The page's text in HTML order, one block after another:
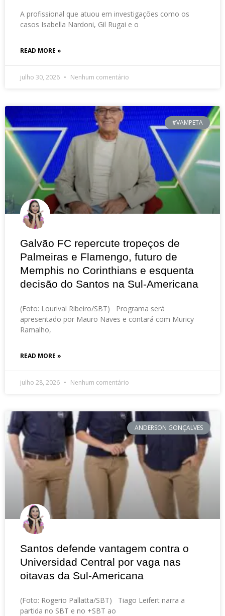
A profissional que atuou em investigações como os
casos Isabella Nardoni, Gil Rugai e o
READ MORE »
julho 30, 2026 Nenhum comentário
#VAMPETA
Galvão FC repercute tropeços de
Palmeiras e Flamengo, futuro de
Memphis no Corinthians e esquenta
decisão do Santos na Sul-Americana
(Foto: Lourival Ribeiro/SBT) Programa será
apresentado por Mauro Naves e contará com Muricy
Ramalho,
READ MORE »
julho 28, 2026 Nenhum comentário
ANDERSON GONÇALVES
Santos defende vantagem contra o
Universidad Central por vaga nas
oitavas da Sul-Americana
(Foto: Rogerio Pallatta/SBT) Tiago Leifert narra a
partida no SBT e no +SBT ao